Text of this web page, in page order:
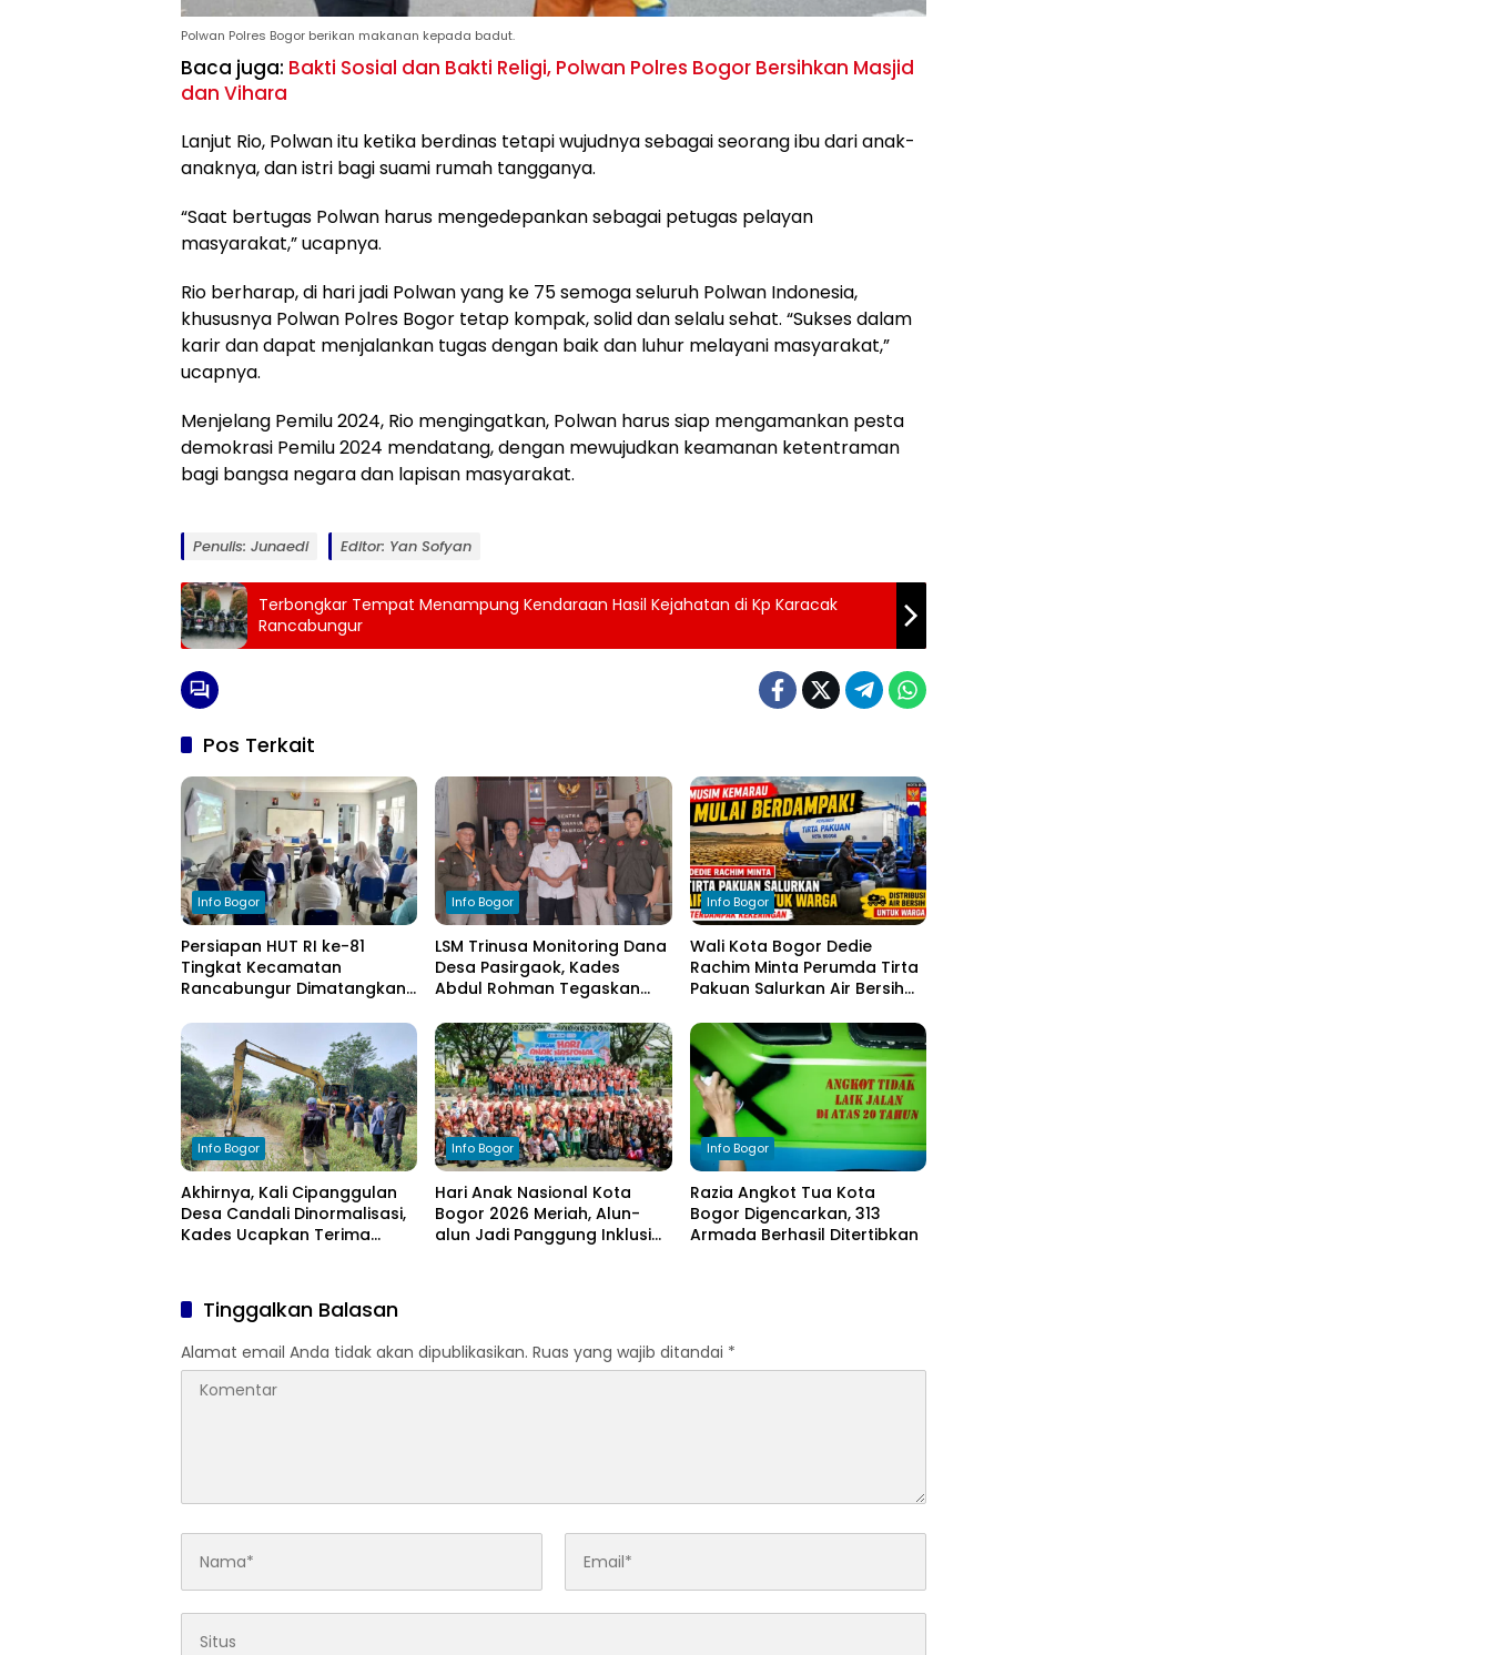
Polwan Polres Bogor berikan makanan kepada badut.
Baca juga: Bakti Sosial dan Bakti Religi, Polwan Polres Bogor Bersihkan Masjid
dan Vihara
Lanjut Rio, Polwan itu ketika berdinas tetapi wujudnya sebagai seorang ibu dari anak-
anaknya, dan istri bagi suami rumah tangganya.
“Saat bertugas Polwan harus mengedepankan sebagai petugas pelayan
masyarakat,” ucapnya.
Rio berharap, di hari jadi Polwan yang ke 75 semoga seluruh Polwan Indonesia,
khususnya Polwan Polres Bogor tetap kompak, solid dan selalu sehat. “Sukses dalam
karir dan dapat menjalankan tugas dengan baik dan luhur melayani masyarakat,”
ucapnya.
Menjelang Pemilu 2024, Rio mengingatkan, Polwan harus siap mengamankan pesta
demokrasi Pemilu 2024 mendatang, dengan mewujudkan keamanan ketentraman
bagi bangsa negara dan lapisan masyarakat.
Penulis: Junaedi Editor: Yan Sofyan
Terbongkar Tempat Menampung Kendaraan Hasil Kejahatan di Kp Karacak
Rancabungur
Pos Terkait
Info Bogor
Persiapan HUT RI ke-81
Tingkat Kecamatan
Rancabungur Dimatangkan
Seluruh Elemen Masyarakat
Info Bogor
LSM Trinusa Monitoring Dana
Desa Pasirgaok, Kades
Abdul Rohman Tegaskan
Pengelolaan Anggaran
Info Bogor
Wali Kota Bogor Dedie
Rachim Minta Perumda Tirta
Pakuan Salurkan Air Bersih
Kekeringan
Info Bogor
Akhirnya, Kali Cipanggulan
Desa Candali Dinormalisasi,
Kades Ucapkan Terima
Info Bogor
Hari Anak Nasional Kota
Bogor 2026 Meriah, Alun-
alun Jadi Panggung Inklusi
Info Bogor
Razia Angkot Tua Kota
Bogor Digencarkan, 313
Armada Berhasil Ditertibkan
Tinggalkan Balasan
Alamat email Anda tidak akan dipublikasikan. Ruas yang wajib ditandai *